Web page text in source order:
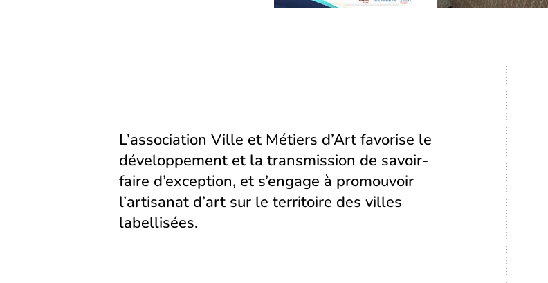
L’association Ville et Métiers d’Art favorise le
développement et la transmission de savoir-
faire d’exception, et s’engage à promouvoir
l’artisanat d’art sur le territoire des villes
labellisées.